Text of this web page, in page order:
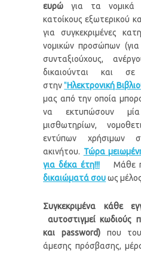
ευρώ για τα νομικά
κατοίκους εξωτερικού
για συγκεκριμένες
νομικών προσώπων
συνταξιούχους,
δικαιούνται και
στην"Ηλεκτρονική
μας από την οποία
να εκτυπώσουν μία
μισθωτηρίων,
εντύπων χρήσιμων
ακινήτου. Τώρα
για δέκα έτη!!!Μάθε
δικαιώματά σουως
Συγκεκριμένα κάθε
αυτοστιγμεί κωδιούς
και password) που
άμεσης πρόσβασης,